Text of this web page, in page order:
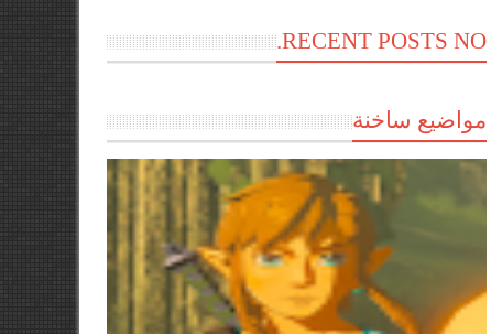
RECENT POSTS NO.
مواضيع ساخنة